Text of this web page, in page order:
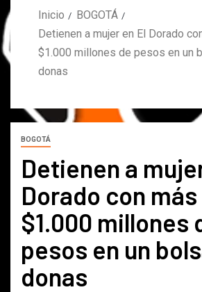
Inicio
BOGOTÁ
Detienen a mujer en El Dorado
$1.000 millones de pesos en un
donas
BOGOTÁ
Detienen a
Dorado con más
$1.000 millones
pesos en un
donas